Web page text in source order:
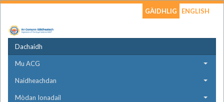
GÀIDHLIG ENGLISH
Dachaidh
Mu ACG
Naidheachdan
Mòdan Ionadail